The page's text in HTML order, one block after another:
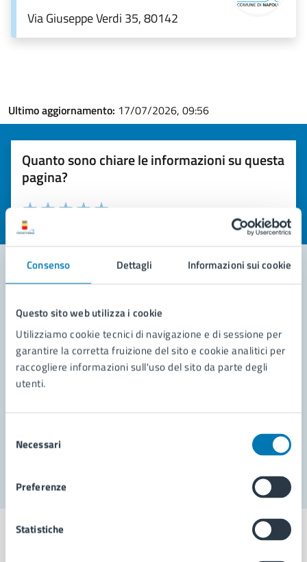
Consenso Dettagli Informazioni sui cookie
Questo sito web utilizza i cookie
Utilizziamo cookie tecnici di navigazione e di sessione per
garantire la corretta fruizione del sito e cookie analitici per
raccogliere informazioni sull'uso del sito da parte degli
utenti.
delNecessari
Preferenze
Statistiche
Via Giuseppe Verdi 35, 80142
Ultimo aggiornamento: 17/07/2026, 09:56
Quanto sono chiare le informazioni su questa
pagina?
Valuta la chiarezza delle informazioni (da 1 a 5 stelle)
Seleziona il numero di stelle per valutare la chiarezza delle
Valuta 1 stelle su 5
Leggi le domande frequenti
Richiedi assistenza
Segnala disservizio